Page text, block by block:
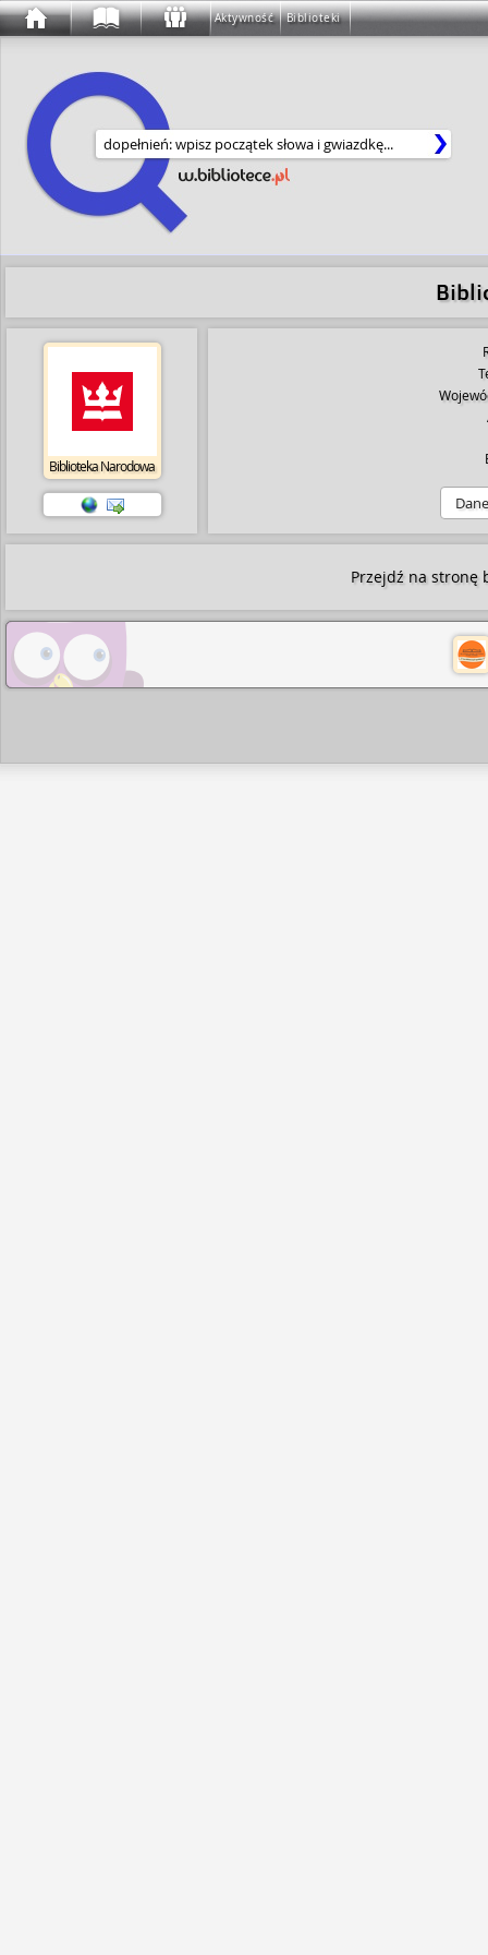
Aktywność Biblioteki
Wyszukaj w serwisie
Biblioteka Narodowa
Dane
Przejdź na